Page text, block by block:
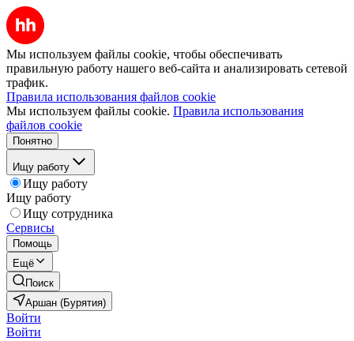
Мы используем файлы cookie, чтобы обеспечивать
правильную работу нашего веб-сайта и анализировать сетевой
трафик.
Правила использования файлов cookie
Мы используем файлы cookie. Правила использования
файлов cookie
Понятно
Ищу работу
Ищу работу
Ищу работу
Ищу сотрудника
Сервисы
Помощь
Ещё
Поиск
Аршан (Бурятия)
Войти
Войти